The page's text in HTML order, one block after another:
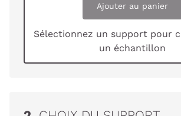
Ajouter au panier
Sélectionnez un support pour
un échantillon